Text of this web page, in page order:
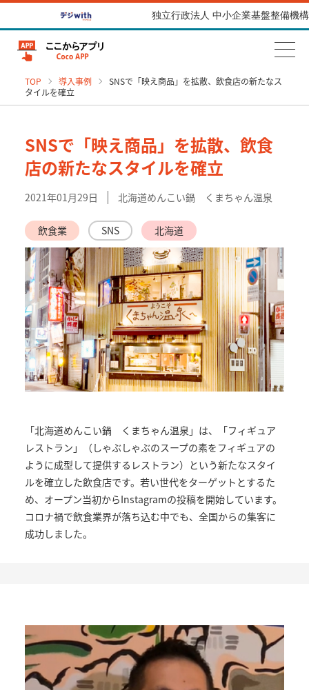
独立行政法人 中小企業基盤整備機構
TOP 導入事例
SNSで「映え商品」を拡散、飲食店の新たなス
タイルを確立
SNSで「映え商品」を拡散、飲食
店の新たなスタイルを確立
2021年01月29日 北海道めんこい鍋 くまちゃん温泉
飲食業 SNS 北海道
「北海道めんこい鍋 くまちゃん温泉」は、「フィギュア
レストラン」（しゃぶしゃぶのスープの素をフィギュアの
ように成型して提供するレストラン）という新たなスタイ
ルを確立した飲食店です。若い世代をターゲットとするた
め、オープン当初からInstagramの投稿を開始しています。
コロナ禍で飲食業界が落ち込む中でも、全国からの集客に
成功しました。